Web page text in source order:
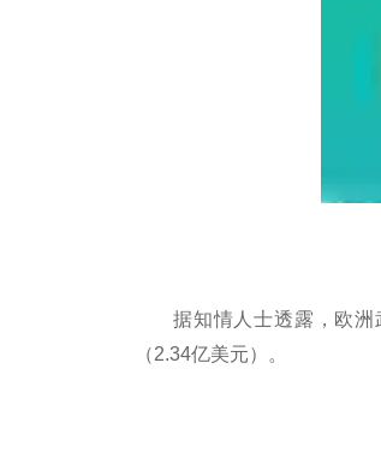
据知情人士透露，欧
（2.34亿美元）。